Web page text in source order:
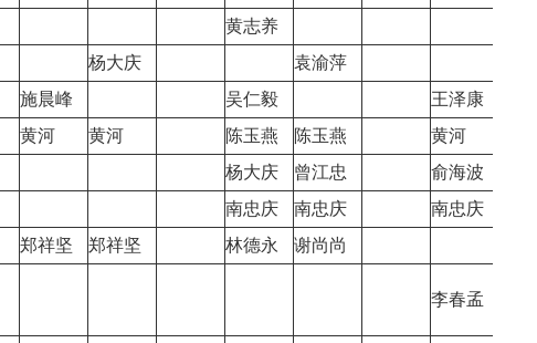
黄志养
杨大庆 袁渝萍
施晨峰 吴仁毅
王泽康
黄河 黄河 陈玉燕 陈玉燕 黄河
杨大庆 曾江忠
俞海波
南忠庆 南忠庆 南忠庆
郑祥坚 郑祥坚 林德永 谢尚尚
李春孟